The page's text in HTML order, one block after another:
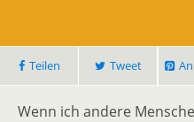
Teilen Tweet
Wenn ich andere